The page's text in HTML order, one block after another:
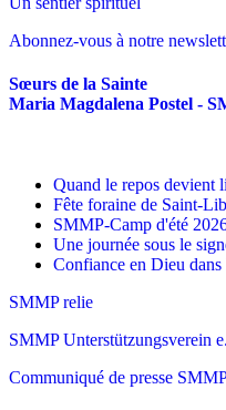
Abonnez-vous à notre
Sœurs de la Sainte
Maria Magdalena Postel -
Quand le repos devient
Fête foraine de Saint-
SMMP-Camp d'été
Une journée sous le
Confiance en Dieu dans
SMMP relie
SMMP Unterstützungsverein
Communiqué de presse